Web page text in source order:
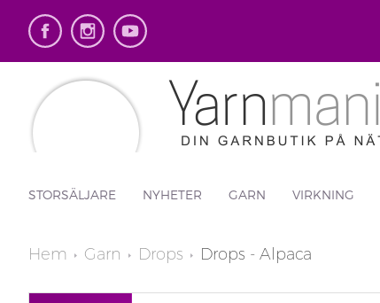
STORSÄLJARE NYHETER GARN VIRKNING
Hem Garn Drops Drops - Alpaca